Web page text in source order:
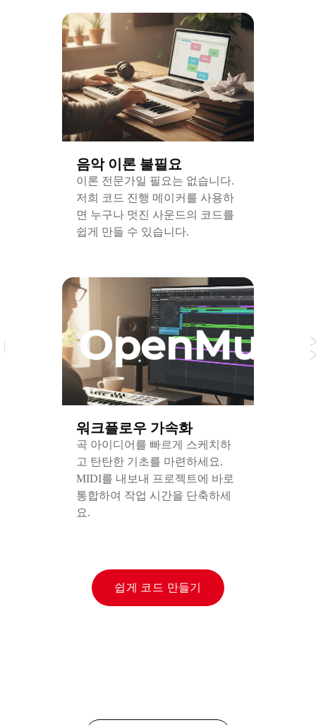
음악 이론 불필요
이론 전문가일 필요는 없습니다.
저희 코드 진행 메이커를 사용하
면 누구나 멋진 사운드의 코드를
쉽게 만들 수 있습니다.
워크플로우 가속화
곡 아이디어를 빠르게 스케치하
고 탄탄한 기초를 마련하세요.
MIDI를 내보내 프로젝트에 바로
통합하여 작업 시간을 단축하세
요.
쉽게 코드 만들기